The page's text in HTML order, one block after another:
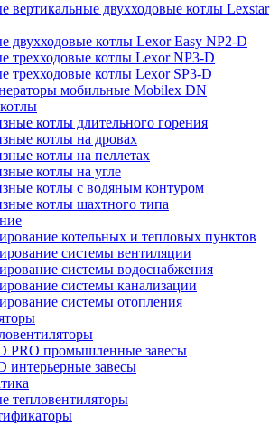
вертикальные двухходовые котлы Lexstar
двухходовые котлы Lexor Easy NP2-D
трехходовые котлы Lexor NP3-D
трехходовые котлы Lexor SP3-D
мобильные Mobilex DN
котлы длительного горения
котлы на дровах
котлы на пеллетах
котлы на угле
котлы с водяным контуром
котлы шахтного типа
котельных и тепловых пунктов
системы вентиляции
системы водоснабжения
системы канализации
системы отопления
PRO промышленные завесы
интерьерные завесы
тепловентиляторы